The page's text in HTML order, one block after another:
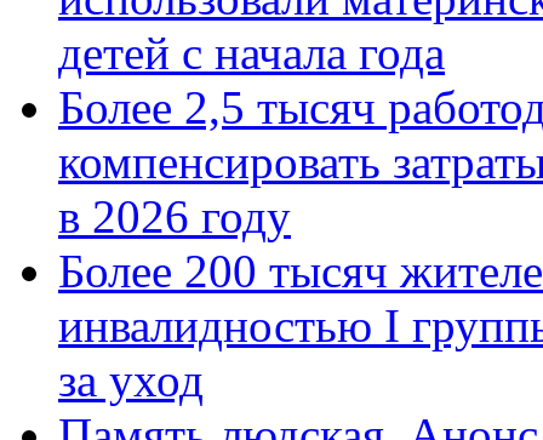
детей с начала года
Более 2,5 тысяч
компенсировать
в 2026 году
Более 200 тысяч
инвалидностью I
за уход